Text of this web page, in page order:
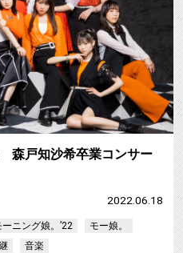
森戸知沙希卒業コンサー
2022.06.18
ーニング娘。’22
モー娘。
音楽